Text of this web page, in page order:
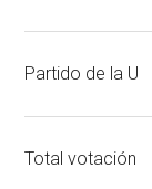
Partido de la U
Total votación